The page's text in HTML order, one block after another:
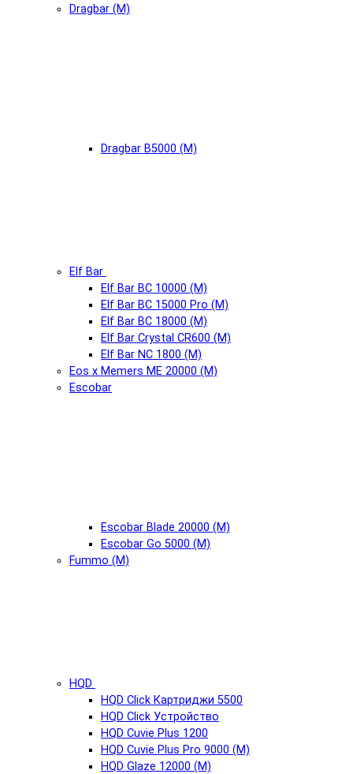
Dragbar (М)
Dragbar B5000 (М)
Elf Bar
Elf Bar BC 10000 (М)
Elf Bar BC 15000 Pro (М)
Elf Bar BC 18000 (М)
Elf Bar Crystal CR600 (М)
Elf Bar NC 1800 (М)
Eos x Memers ME 20000 (М)
Escobar
Escobar Blade 20000 (М)
Escobar Go 5000 (М)
Fummo (М)
HQD
HQD Click Картриджи 5500
HQD Click Устройство
HQD Cuvie Plus 1200
HQD Cuvie Plus Pro 9000 (М)
HQD Glaze 12000 (М)